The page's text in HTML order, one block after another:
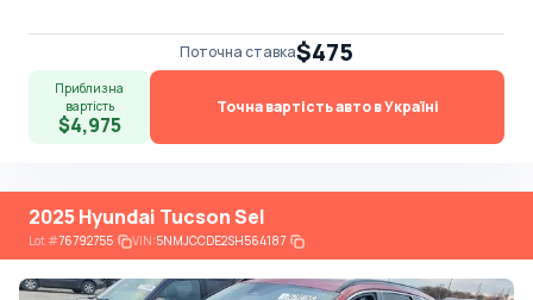
Поточна ставка$475
Приблизна
вартість
$4,975
Точна вартість авто в Україні
2025 Hyundai Tucson Sel
Lot#76792755 VIN:5NMJCCDE2SH564187